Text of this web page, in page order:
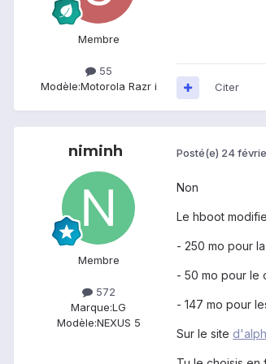
Membre
55
Modèle:Motorola Razr i Citer
niminh
Membre
572
Marque:LG
Modèle:NEXUS 5
Posté(e) 24
Non
Le hboot
- 250 mo pour
- 50 mo pour le
- 147 mo pour
Sur le site